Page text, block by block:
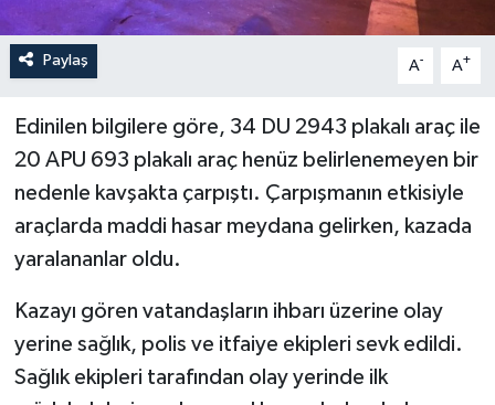
Paylaş A- A+
Edinilen bilgilere göre, 34 DU 2943 plakalı araç ile
20 APU 693 plakalı araç henüz belirlenemeyen bir
nedenle kavşakta çarpıştı. Çarpışmanın etkisiyle
araçlarda maddi hasar meydana gelirken, kazada
yaralananlar oldu.
Kazayı gören vatandaşların ihbarı üzerine olay
yerine sağlık, polis ve itfaiye ekipleri sevk edildi.
Sağlık ekipleri tarafından olay yerinde ilk